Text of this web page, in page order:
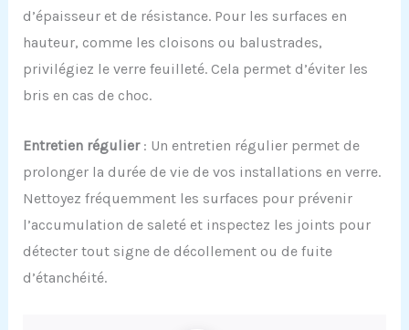
d’épaisseur et de résistance. Pour les surfaces en
hauteur, comme les cloisons ou balustrades,
privilégiez le verre feuilleté. Cela permet d’éviter les
bris en cas de choc.
Entretien régulier: Un entretien régulier permet de
prolonger la durée de vie de vos installations en verre.
Nettoyez fréquemment les surfaces pour prévenir
l’accumulation de saleté et inspectez les joints pour
détecter tout signe de décollement ou de fuite
d’étanchéité.